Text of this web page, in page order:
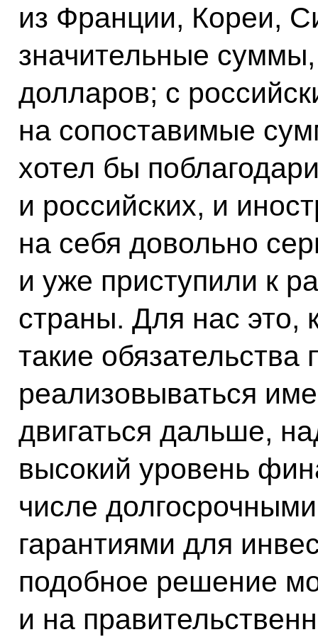
из Франции, Кореи,
значительные
долларов; с
на сопоставимые
хотел бы
и российских, и
на себя довольно
и уже приступили к
страны. Для нас это,
такие
реализовываться
двигаться дальше,
высокий уровень
числе
гарантиями для
подобное решение
и на